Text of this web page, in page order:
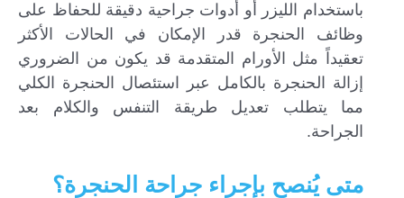
باستخدام الليزر أو أدوات جراحية دقيقة للحفاظ على
وظائف الحنجرة قدر الإمكان في الحالات الأكثر
تعقيداً مثل الأورام المتقدمة قد يكون من الضروري
إزالة الحنجرة بالكامل عبر استئصال الحنجرة الكلي
مما يتطلب تعديل طريقة التنفس والكلام بعد
الجراحة.
متى يُنصح بإجراء جراحة الحنجرة؟